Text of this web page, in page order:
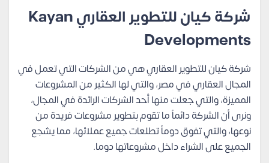
شركة كيان للتطوير العقاري Kayan
Developments
شركة كيان للتطوير العقاري هي من الشركات التي تعمل في
المجال العقاري في مصر، والتي لها الكثير من المشروعات
المميزة، والتي جعلت منها أحد الشركات الرائدة في المجال،
ونرى أن الشركة دائماً ما تقوم بتطوير مشروعات فريدة من
نوعها، والتي تفوق دوماً تطلعات جميع عملائها، مما يشجع
الجميع على الشراء داخل مشروعاتها دوما.